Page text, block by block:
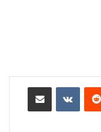
مشاركة عبر البريد